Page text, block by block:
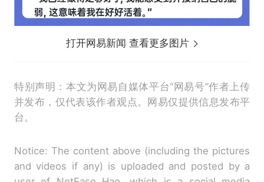
打开网易新闻 查看更多图片
特别声明：本文为网易自媒体平台“网易号”作者上传
并发布，仅代表该作者观点。网易仅提供信息发布平
台。
Notice: The content above (including the pictures
and videos if any) is uploaded and posted by a